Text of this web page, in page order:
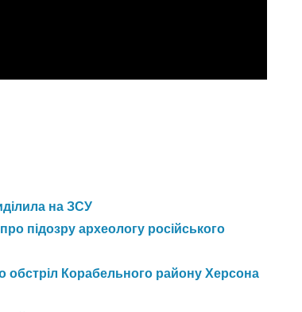
на ЗСУ
підозру археологу російського
обстріл Корабельного району Херсона